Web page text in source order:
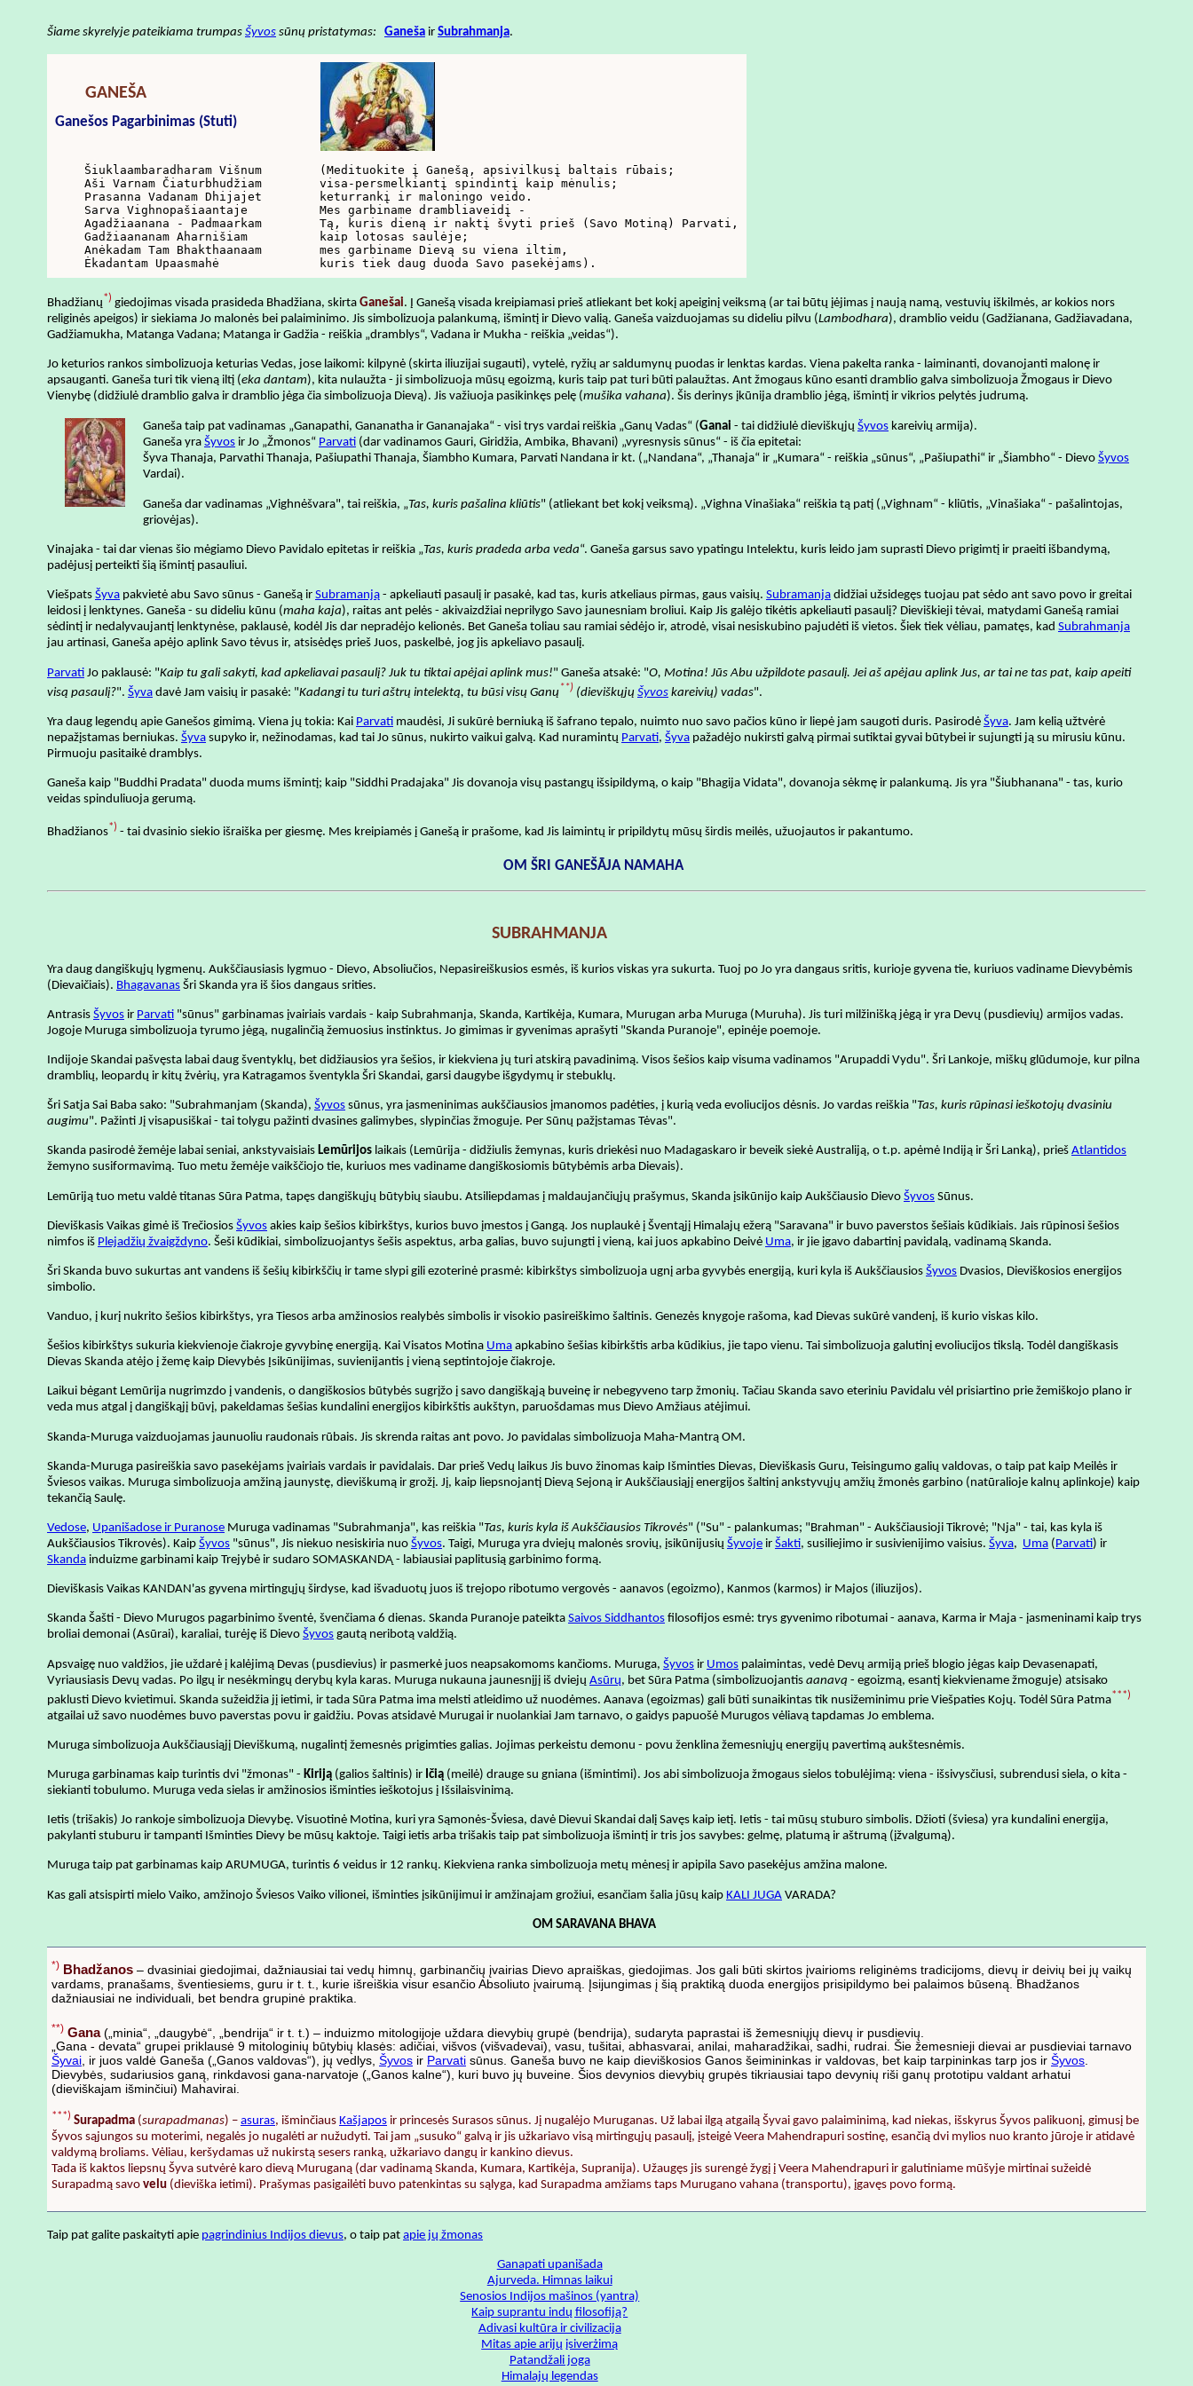
Šiame skyrelyje pateikiama trumpas Šyvos sūnų pristatymas: Ganeša ir Subrahmanja.
GANEŠA
Ganešos Pagarbinimas (Stuti)
Šiuklaambaradharam Višnum
Aši Varnam Čiaturbhudžiam
Prasanna Vadanam Dhijajet
Sarva Vighnopašiaantaje
Agadžiaanana - Padmaarkam
Gadžiaananam Aharnišiam
Anėkadam Tam Bhakthaanaam
Ėkadantam Upaasmahė
(Medituokite į Ganešą, apsivilkusį baltais rūbais;
visa-persmelkiantį spindintį kaip mėnulis;
keturrankį ir maloningo veido.
Mes garbiname drambliaveidį -
Tą, kuris dieną ir naktį švyti prieš (Savo Motiną) Parvati,
kaip lotosas saulėje;
mes garbiname Dievą su viena iltim,
kuris tiek daug duoda Savo pasekėjams).
Bhadžianų*) giedojimas visada prasideda Bhadžiana, skirta Ganešai. Į Ganešą visada kreipiamasi prieš atliekant bet kokį apeiginį veiksmą (ar tai būtų įėjimas į naują namą, vestuvių iškilmės, ar kokios nors
religinės apeigos) ir siekiama Jo malonės bei palaiminimo. Jis simbolizuoja palankumą, išmintį ir Dievo valią. Ganeša vaizduojamas su dideliu pilvu (Lambodhara), dramblio veidu (Gadžianana, Gadžiavadana,
Gadžiamukha, Matanga Vadana; Matanga ir Gadžia - reiškia „dramblys“, Vadana ir Mukha - reiškia „veidas“).
Jo keturios rankos simbolizuoja keturias Vedas, jose laikomi: kilpynė (skirta iliuzijai sugauti), vytelė, ryžių ar saldumynų puodas ir lenktas kardas. Viena pakelta ranka - laiminanti, dovanojanti malonę ir
apsauganti. Ganeša turi tik vieną iltį (eka dantam), kita nulaužta - ji simbolizuoja mūsų egoizmą, kuris taip pat turi būti palaužtas. Ant žmogaus kūno esanti dramblio galva simbolizuoja Žmogaus ir Dievo
Vienybę (didžiulė dramblio galva ir dramblio jėga čia simbolizuoja Dievą). Jis važiuoja pasikinkęs pelę (mušika vahana). Šis derinys įkūnija dramblio jėgą, išmintį ir vikrios pelytės judrumą.
Ganeša taip pat vadinamas „Ganapathi, Gananatha ir Gananajaka“ - visi trys vardai reiškia „Ganų Vadas“ (Ganai - tai didžiulė dieviškųjų Šyvos kareivių armija).
Ganeša yra Šyvos ir Jo „Žmonos“ Parvati (dar vadinamos Gauri, Giridžia, Ambika, Bhavani) „vyresnysis sūnus“ - iš čia epitetai:
Šyva Thanaja, Parvathi Thanaja, Pašiupathi Thanaja, Šiambho Kumara, Parvati Nandana ir kt. („Nandana“, „Thanaja“ ir „Kumara“ - reiškia „sūnus“, „Pašiupathi“ ir „Šiambho“ - Dievo Šyvos
Vardai).
Ganeša dar vadinamas „Vighnėšvara", tai reiškia, „Tas, kuris pašalina kliūtis" (atliekant bet kokį veiksmą). „Vighna Vinašiaka“ reiškia tą patį („Vighnam“ - kliūtis, „Vinašiaka“ - pašalintojas,
griovėjas).
Vinajaka - tai dar vienas šio mėgiamo Dievo Pavidalo epitetas ir reiškia „Tas, kuris pradeda arba veda“. Ganeša garsus savo ypatingu Intelektu, kuris leido jam suprasti Dievo prigimtį ir praeiti išbandymą,
padėjusį perteikti šią išmintį pasauliui.
Viešpats Šyva pakvietė abu Savo sūnus - Ganešą ir Subramanją - apkeliauti pasaulį ir pasakė, kad tas, kuris atkeliaus pirmas, gaus vaisių. Subramanja didžiai užsidegęs tuojau pat sėdo ant savo povo ir greitai
leidosi į lenktynes. Ganeša - su dideliu kūnu (maha kaja), raitas ant pelės - akivaizdžiai neprilygo Savo jaunesniam broliui. Kaip Jis galėjo tikėtis apkeliauti pasaulį? Dieviškieji tėvai, matydami Ganešą ramiai
sėdintį ir nedalyvaujantį lenktynėse, paklausė, kodėl Jis dar nepradėjo kelionės. Bet Ganeša toliau sau ramiai sėdėjo ir, atrodė, visai nesiskubino pajudėti iš vietos. Šiek tiek vėliau, pamatęs, kad Subrahmanja
jau artinasi, Ganeša apėjo aplink Savo tėvus ir, atsisėdęs prieš Juos, paskelbė, jog jis apkeliavo pasaulį.
Parvati Jo paklausė: "Kaip tu gali sakyti, kad apkeliavai pasaulį? Juk tu tiktai apėjai aplink mus!" Ganeša atsakė: "O, Motina! Jūs Abu užpildote pasaulį. Jei aš apėjau aplink Jus, ar tai ne tas pat, kaip apeiti
visą pasaulį?". Šyva davė Jam vaisių ir pasakė: "Kadangi tu turi aštrų intelektą, tu būsi visų Ganų **) (dieviškųjų Šyvos kareivių) vadas".
Yra daug legendų apie Ganešos gimimą. Viena jų tokia: Kai Parvati maudėsi, Ji sukūrė berniuką iš šafrano tepalo, nuimto nuo savo pačios kūno ir liepė jam saugoti duris. Pasirodė Šyva. Jam kelią užtvėrė
nepažįstamas berniukas. Šyva supyko ir, nežinodamas, kad tai Jo sūnus, nukirto vaikui galvą. Kad nuramintų Parvati, Šyva pažadėjo nukirsti galvą pirmai sutiktai gyvai būtybei ir sujungti ją su mirusiu kūnu.
Pirmuoju pasitaikė dramblys.
Ganeša kaip "Buddhi Pradata" duoda mums išmintį; kaip "Siddhi Pradajaka" Jis dovanoja visų pastangų išsipildymą, o kaip "Bhagija Vidata", dovanoja sėkmę ir palankumą. Jis yra "Šiubhanana" - tas, kurio
veidas spinduliuoja gerumą.
Bhadžianos*) - tai dvasinio siekio išraiška per giesmę. Mes kreipiamės į Ganešą ir prašome, kad Jis laimintų ir pripildytų mūsų širdis meilės, užuojautos ir pakantumo.
OM ŠRI GANEŠĀJA NAMAHA
SUBRAHMANJA
Yra daug dangiškųjų lygmenų. Aukščiausiasis lygmuo - Dievo, Absoliučios, Nepasireiškusios esmės, iš kurios viskas yra sukurta. Tuoj po Jo yra dangaus sritis, kurioje gyvena tie, kuriuos vadiname Dievybėmis
(Dievaičiais). Bhagavanas Šri Skanda yra iš šios dangaus srities.
Antrasis Šyvos ir Parvati "sūnus" garbinamas įvairiais vardais - kaip Subrahmanja, Skanda, Kartikėja, Kumara, Murugan arba Muruga (Muruha). Jis turi milžinišką jėgą ir yra Devų (pusdievių) armijos vadas.
Jogoje Muruga simbolizuoja tyrumo jėgą, nugalinčią žemuosius instinktus. Jo gimimas ir gyvenimas aprašyti "Skanda Puranoje", epinėje poemoje.
Indijoje Skandai pašvęsta labai daug šventyklų, bet didžiausios yra šešios, ir kiekviena jų turi atskirą pavadinimą. Visos šešios kaip visuma vadinamos "Arupaddi Vydu". Šri Lankoje, miškų glūdumoje, kur pilna
dramblių, leopardų ir kitų žvėrių, yra Katragamos šventykla Šri Skandai, garsi daugybe išgydymų ir stebuklų.
Šri Satja Sai Baba sako: "Subrahmanjam (Skanda), Šyvos sūnus, yra įasmeninimas aukščiausios įmanomos padėties, į kurią veda evoliucijos dėsnis. Jo vardas reiškia "Tas, kuris rūpinasi ieškotojų dvasiniu
augimu". Pažinti Jį visapusiškai - tai tolygu pažinti dvasines galimybes, slypinčias žmoguje. Per Sūnų pažįstamas Tėvas".
Skanda pasirodė žemėje labai seniai, ankstyvaisiais Lemūrijos laikais (Lemūrija - didžiulis žemynas, kuris driekėsi nuo Madagaskaro ir beveik siekė Australiją, o t.p. apėmė Indiją ir Šri Lanką), prieš Atlantidos
žemyno susiformavimą. Tuo metu žemėje vaikščiojo tie, kuriuos mes vadiname dangiškosiomis būtybėmis arba Dievais).
Lemūriją tuo metu valdė titanas Sūra Patma, tapęs dangiškųjų būtybių siaubu. Atsiliepdamas į maldaujančiųjų prašymus, Skanda įsikūnijo kaip Aukščiausio Dievo Šyvos Sūnus.
Dieviškasis Vaikas gimė iš Trečiosios Šyvos akies kaip šešios kibirkštys, kurios buvo įmestos į Gangą. Jos nuplaukė į Šventąjį Himalajų ežerą "Saravana" ir buvo paverstos šešiais kūdikiais. Jais rūpinosi šešios
nimfos iš Plejadžių žvaigždyno. Šeši kūdikiai, simbolizuojantys šešis aspektus, arba galias, buvo sujungti į vieną, kai juos apkabino Deivė Uma, ir jie įgavo dabartinį pavidalą, vadinamą Skanda.
Šri Skanda buvo sukurtas ant vandens iš šešių kibirkščių ir tame slypi gili ezoterinė prasmė: kibirkštys simbolizuoja ugnį arba gyvybės energiją, kuri kyla iš Aukščiausios Šyvos Dvasios, Dieviškosios energijos
simbolio.
Vanduo, į kurį nukrito šešios kibirkštys, yra Tiesos arba amžinosios realybės simbolis ir visokio pasireiškimo šaltinis. Genezės knygoje rašoma, kad Dievas sukūrė vandenį, iš kurio viskas kilo.
Šešios kibirkštys sukuria kiekvienoje čiakroje gyvybinę energiją. Kai Visatos Motina Uma apkabino šešias kibirkštis arba kūdikius, jie tapo vienu. Tai simbolizuoja galutinį evoliucijos tikslą. Todėl dangiškasis
Dievas Skanda atėjo į žemę kaip Dievybės Įsikūnijimas, suvienijantis į vieną septintojoje čiakroje.
Laikui bėgant Lemūrija nugrimzdo į vandenis, o dangiškosios būtybės sugrįžo į savo dangiškąją buveinę ir nebegyveno tarp žmonių. Tačiau Skanda savo eteriniu Pavidalu vėl prisiartino prie žemiškojo plano ir
veda mus atgal į dangiškąjį būvį, pakeldamas šešias kundalini energijos kibirkštis aukštyn, paruošdamas mus Dievo Amžiaus atėjimui.
Skanda-Muruga vaizduojamas jaunuoliu raudonais rūbais. Jis skrenda raitas ant povo. Jo pavidalas simbolizuoja Maha-Mantrą OM.
Skanda-Muruga pasireiškia savo pasekėjams įvairiais vardais ir pavidalais. Dar prieš Vedų laikus Jis buvo žinomas kaip Išminties Dievas, Dieviškasis Guru, Teisingumo galių valdovas, o taip pat kaip Meilės ir
Šviesos vaikas. Muruga simbolizuoja amžiną jaunystę, dieviškumą ir grožį. Jį, kaip liepsnojantį Dievą Sejoną ir Aukščiausiąjį energijos šaltinį ankstyvųjų amžių žmonės garbino (natūralioje kalnų aplinkoje) kaip
tekančią Saulę.
Vedose, Upanišadose ir Puranose Muruga vadinamas "Subrahmanja", kas reiškia "Tas, kuris kyla iš Aukščiausios Tikrovės" ("Su" - palankumas; "Brahman" - Aukščiausioji Tikrovė; "Nja" - tai, kas kyla iš
Aukščiausios Tikrovės). Kaip Šyvos "sūnus", Jis niekuo nesiskiria nuo Šyvos. Taigi, Muruga yra dviejų malonės srovių, įsikūnijusių Šyvoje ir Šakti, susiliejimo ir susivienijimo vaisius. Šyva, Uma (Parvati) ir
Skanda induizme garbinami kaip Trejybė ir sudaro SOMASKANDĄ - labiausiai paplitusią garbinimo formą.
Dieviškasis Vaikas KANDAN'as gyvena mirtingųjų širdyse, kad išvaduotų juos iš trejopo ribotumo vergovės - aanavos (egoizmo), Kanmos (karmos) ir Majos (iliuzijos).
Skanda Šašti - Dievo Murugos pagarbinimo šventė, švenčiama 6 dienas. Skanda Puranoje pateikta Saivos Siddhantos filosofijos esmė: trys gyvenimo ribotumai - aanava, Karma ir Maja - įasmeninami kaip trys
broliai demonai (Asūrai), karaliai, turėję iš Dievo Šyvos gautą neribotą valdžią.
Apsvaigę nuo valdžios, jie uždarė į kalėjimą Devas (pusdievius) ir pasmerkė juos neapsakomoms kančioms. Muruga, Šyvos ir Umos palaimintas, vedė Devų armiją prieš blogio jėgas kaip Devasenapati,
Vyriausiasis Devų vadas. Po ilgų ir nesėkmingų derybų kyla karas. Muruga nukauna jaunesnįjį iš dviejų Asūrų, bet Sūra Patma (simbolizuojantis aanavą - egoizmą, esantį kiekviename žmoguje) atsisako
paklusti Dievo kvietimui. Skanda sužeidžia jį ietimi, ir tada Sūra Patma ima melsti atleidimo už nuodėmes. Aanava (egoizmas) gali būti sunaikintas tik nusižeminimu prie Viešpaties Kojų. Todėl Sūra Patma***)
atgailai už savo nuodėmes buvo paverstas povu ir gaidžiu. Povas atsidavė Murugai ir nuolankiai Jam tarnavo, o gaidys papuošė Murugos vėliavą tapdamas Jo emblema.
Muruga simbolizuoja Aukščiausiąjį Dieviškumą, nugalintį žemesnės prigimties galias. Jojimas perkeistu demonu - povu ženklina žemesniųjų energijų pavertimą aukštesnėmis.
Muruga garbinamas kaip turintis dvi "žmonas" - Kiriją (galios šaltinis) ir Ičią (meilė) drauge su gniana (išmintimi). Jos abi simbolizuoja žmogaus sielos tobulėjimą: viena - išsivysčiusi, subrendusi siela, o kita -
siekianti tobulumo. Muruga veda sielas ir amžinosios išminties ieškotojus į Išsilaisvinimą.
Ietis (trišakis) Jo rankoje simbolizuoja Dievybę. Visuotinė Motina, kuri yra Sąmonės-Šviesa, davė Dievui Skandai dalį Savęs kaip ietį. Ietis - tai mūsų stuburo simbolis. Džioti (šviesa) yra kundalini energija,
pakylanti stuburu ir tampanti Išminties Dievy be mūsų kaktoje. Taigi ietis arba trišakis taip pat simbolizuoja išmintį ir tris jos savybes: gelmę, platumą ir aštrumą (įžvalgumą).
Muruga taip pat garbinamas kaip ARUMUGA, turintis 6 veidus ir 12 rankų. Kiekviena ranka simbolizuoja metų mėnesį ir apipila Savo pasekėjus amžina malone.
Kas gali atsispirti mielo Vaiko, amžinojo Šviesos Vaiko vilionei, išminties įsikūnijimui ir amžinajam grožiui, esančiam šalia jūsų kaip KALI JUGA VARADA?
OM SARAVANA BHAVA
*) Bhadžanos – dvasiniai giedojimai, dažniausiai tai vedų himnų, garbinančių įvairias Dievo apraiškas, giedojimas. Jos gali būti skirtos įvairioms religinėms tradicijoms, dievų ir deivių bei jų vaikų
vardams, pranašams, šventiesiems, guru ir t. t., kurie išreiškia visur esančio Absoliuto įvairumą. Įsijungimas į šią praktiką duoda energijos prisipildymo bei palaimos būseną. Bhadžanos
dažniausiai ne individuali, bet bendra grupinė praktika.
**) Gana(„minia“, „daugybė“, „bendrija“ ir t. t.) – induizmo mitologijoje uždara dievybių grupė (bendrija), sudaryta paprastai iš žemesniųjų dievų ir pusdievių.
„Gana - devata“ grupei priklausė 9 mitologinių būtybių klasės: adičiai, višvos (višvadevai), vasu, tušitai, abhasvarai, anilai, maharadžikai, sadhi, rudrai. Šie žemesnieji dievai ar pusdieviai tarnavo
Šyvai, ir juos valdė Ganeša („Ganos valdovas“), jų vedlys, Šyvos ir Parvati sūnus. Ganeša buvo ne kaip dieviškosios Ganos šeimininkas ir valdovas, bet kaip tarpininkas tarp jos ir Šyvos.
Dievybės, sudariusios ganą, rinkdavosi gana-narvatoje („Ganos kalne“), kuri buvo jų buveine. Šios devynios dievybių grupės tikriausiai tapo devynių riši ganų prototipu valdant arhatui
(dieviškajam išminčiui) Mahavirai.
***) Surapadma (surapadmanas) – asuras, išminčiaus Kašjapos ir princesės Surasos sūnus. Jį nugalėjo Muruganas. Už labai ilgą atgailą Šyvai gavo palaiminimą, kad niekas, išskyrus Šyvos palikuonį, gimusį be
Šyvos sąjungos su moterimi, negalės jo nugalėti ar nužudyti. Tai jam „susuko“ galvą ir jis užkariavo visą mirtingųjų pasaulį, įsteigė Veera Mahendrapuri sostinę, esančią dvi mylios nuo kranto jūroje ir atidavė
valdymą broliams. Vėliau, keršydamas už nukirstą sesers ranką, užkariavo dangų ir kankino dievus.
Tada iš kaktos liepsnų Šyva sutvėrė karo dievą Muruganą (dar vadinamą Skanda, Kumara, Kartikėja, Supranija). Užaugęs jis surengė žygį į Veera Mahendrapuri ir galutiniame mūšyje mirtinai sužeidė
Surapadmą savo velu (dieviška ietimi). Prašymas pasigailėti buvo patenkintas su sąlyga, kad Surapadma amžiams taps Murugano vahana (transportu), įgavęs povo formą.
Taip pat galite paskaityti apie pagrindinius Indijos dievus, o taip pat apie jų žmonas
Ganapati upanišada
Ajurveda. Himnas laikui
Senosios Indijos mašinos (yantra)
Kaip suprantu indų filosofiją?
Adivasi kultūra ir civilizacija
Mitas apie arijų įsiverżimą
Patandžali joga
Himalajų legendas